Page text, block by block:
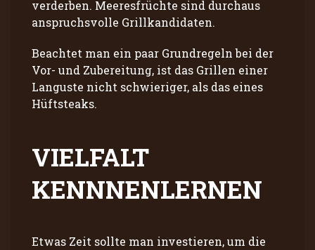
verderben. Meeresfrüchte sind durchaus
anspruchsvolle Grillkandidaten.
Beachtet man ein paar Grundregeln bei der
Vor- und Zubereitung, ist das Grillen einer
Languste nicht schwieriger, als das eines
Hüftsteaks.
VIELFALT
KENNNENLERNEN
Etwas Zeit sollte man investieren, um die